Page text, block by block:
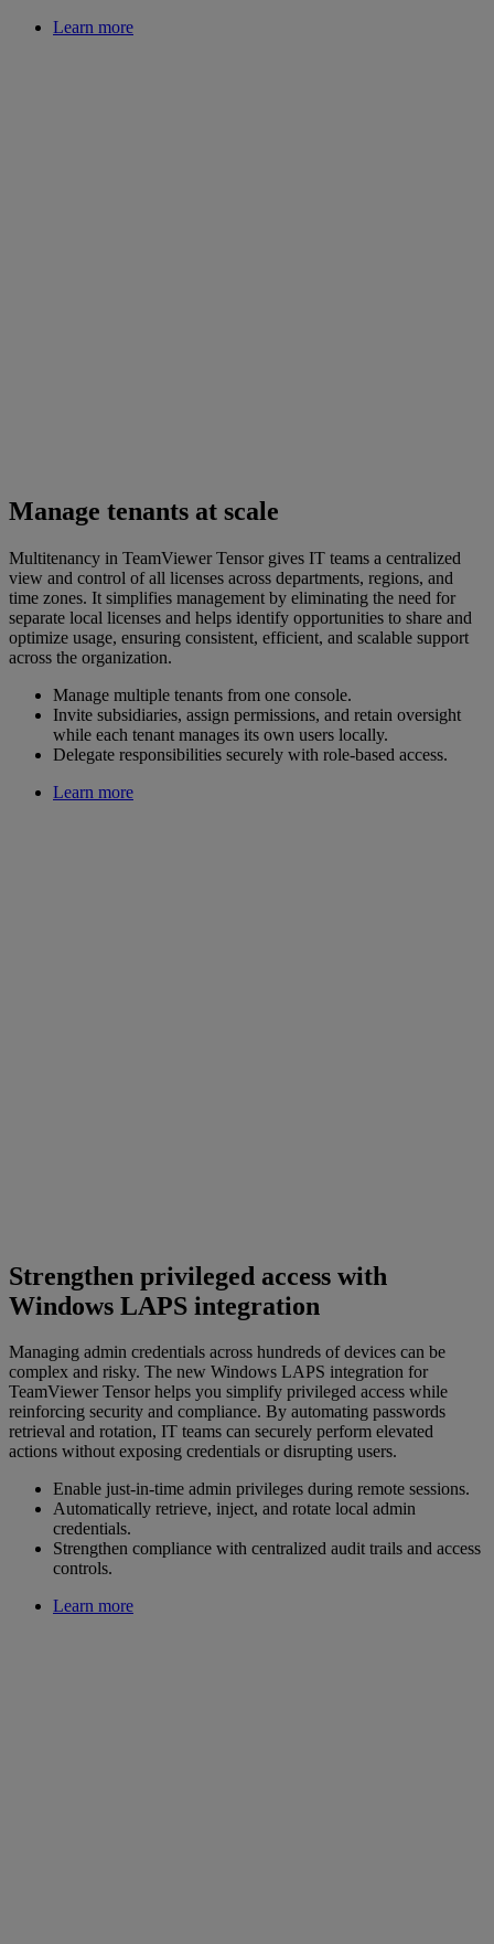
Learn more
Manage tenants at scale
Multitenancy in TeamViewer Tensor gives IT teams a centralized
view and control of all licenses across departments, regions, and
time zones. It simplifies management by eliminating the need for
separate local licenses and helps identify opportunities to share and
optimize usage, ensuring consistent, efficient, and scalable support
across the organization.
Manage multiple tenants from one console.
Invite subsidiaries, assign permissions, and retain oversight
while each tenant manages its own users locally.
Delegate responsibilities securely with role-based access.
Learn more
Strengthen privileged access with
Windows LAPS integration
Managing admin credentials across hundreds of devices can be
complex and risky. The new Windows LAPS integration for
TeamViewer Tensor helps you simplify privileged access while
reinforcing security and compliance. By automating passwords
retrieval and rotation, IT teams can securely perform elevated
actions without exposing credentials or disrupting users.
Enable just-in-time admin privileges during remote sessions.
Automatically retrieve, inject, and rotate local admin
credentials.
Strengthen compliance with centralized audit trails and access
controls.
Learn more